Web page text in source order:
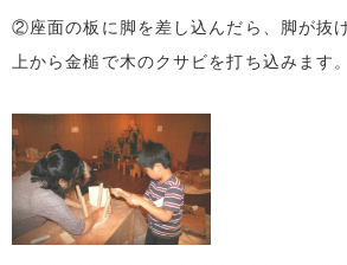
②座面の板に脚を差し込んだら、脚が抜
上から金槌で木のクサビを打ち込みます。